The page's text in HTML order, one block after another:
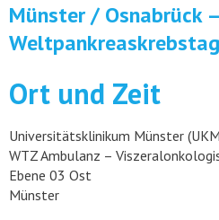
Münster / Osnabrück –
Ort und Zeit
Universitätsklinikum Münster
WTZ Ambulanz –
Ebene 03 Ost
Münster